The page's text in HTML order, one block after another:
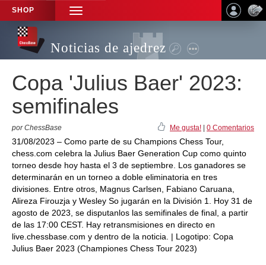
SHOP
TOGGLE
NAVIGATION
Noticias de ajedrez
Copa 'Julius Baer' 2023:
semifinales
por ChessBase Me gusta! 0 Comentarios
31/08/2023 – Como parte de su Champions Chess Tour,
chess.com celebra la Julius Baer Generation Cup como quinto
torneo desde hoy hasta el 3 de septiembre. Los ganadores se
determinarán en un torneo a doble eliminatoria en tres
divisiones. Entre otros, Magnus Carlsen, Fabiano Caruana,
Alireza Firouzja y Wesley So jugarán en la División 1. Hoy 31 de
agosto de 2023, se disputanlos las semifinales de final, a partir
de las 17:00 CEST. Hay retransmisiones en directo en
live.chessbase.com y dentro de la noticia. | Logotipo: Copa
Julius Baer 2023 (Championes Chess Tour 2023)